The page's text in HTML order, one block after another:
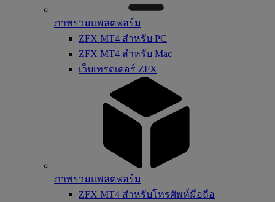
ภาพรวมแพลตฟอร์ม
ZFX MT4 สำหรับ PC
ZFX MT4 สำหรับ Mac
เว็บเทรดเดอร์ ZFX
ภาพรวมแพลตฟอร์ม
ZFX MT4 สำหรับโทรศัพท์มือถือ